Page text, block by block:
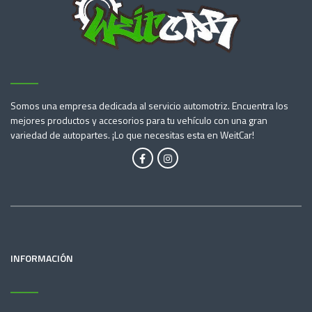
Somos una empresa dedicada al servicio automotriz. Encuentra los
mejores productos y accesorios para tu vehículo con una gran
variedad de autopartes. ¡Lo que necesitas esta en WeitCar!
INFORMACIÓN